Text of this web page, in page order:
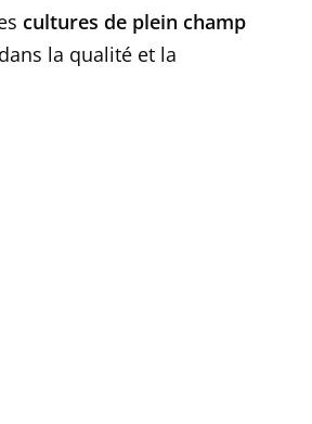
cultures de plein champ
la qualité et la